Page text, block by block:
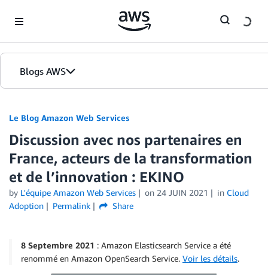
Blogs AWS
Accueil
Éditions
Le Blog Amazon Web Services
Discussion avec nos partenaires en
France, acteurs de la transformation
et de l’innovation : EKINO
by L'équipe Amazon Web Services on 24 JUIN 2021 in Cloud
Adoption
Permalink Share
8 Septembre 2021 : Amazon Elasticsearch Service a été
renommé en Amazon OpenSearch Service. Voir les détails.